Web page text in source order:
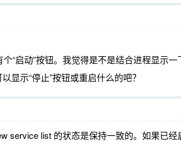
“启动”按钮。我觉得是不是结合进程显示
显示“停止”按钮或重启什么的吧？
service list 的状态是保持一致的。如果已